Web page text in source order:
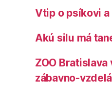
Vtip o psíkovi
Akú silu má
ZOO
zábavno-